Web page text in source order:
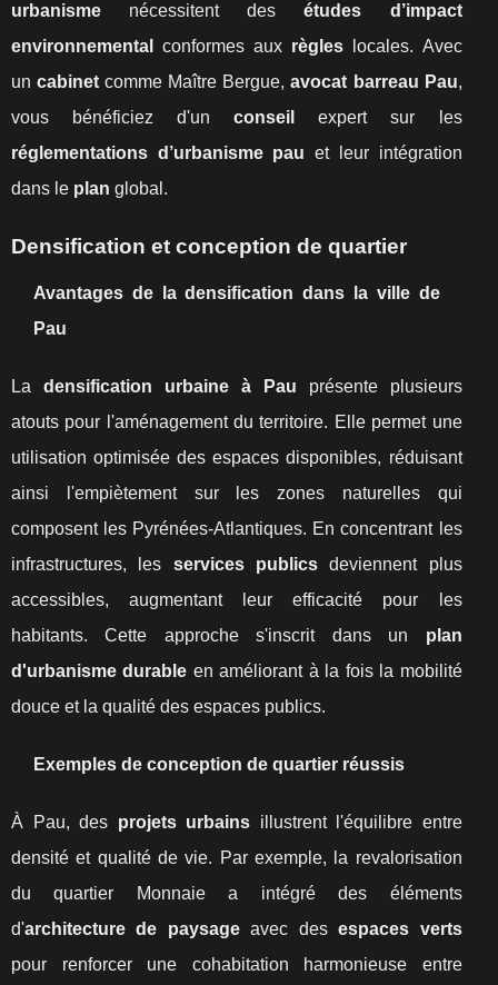
urbanisme nécessitent desétudes d’impact
environnemental
conformes aux règles locales. Avec
uncabinet comme Maître Bergue,avocat barreau Pau,
vous bénéficiez d'unconseil
expert sur les
réglementations d’urbanisme pau et leur intégration
dans le plan global.
Densification et conception de quartier
Avantages de la densification dans la ville de
Pau
La densification urbaine à Pau présente plusieurs
atouts pour l'aménagement du territoire. Elle permet une
utilisation optimisée des espaces disponibles, réduisant
ainsi l'empiètement sur les zones naturelles qui
composent les Pyrénées-Atlantiques. En concentrant les
infrastructures, les services publicsdeviennent plus
accessibles, augmentant leur efficacité pour les
habitants. Cette approche s'inscrit dans un plan
d'urbanisme durable en améliorant à la fois la mobilité
douce et la qualité des espaces publics.
Exemples de conception de quartier réussis
À Pau, des projets urbains illustrent l'équilibre entre
densité et qualité de vie. Par exemple, la revalorisation
du quartier Monnaie a intégré des éléments
d'architecture de paysageavec desespaces verts
pour renforcer une cohabitation harmonieuse entre